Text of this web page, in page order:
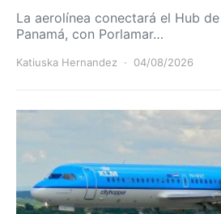
La aerolínea conectará el Hub
Panamá, con Porlamar…
Katiuska Hernandez 04/08/2026